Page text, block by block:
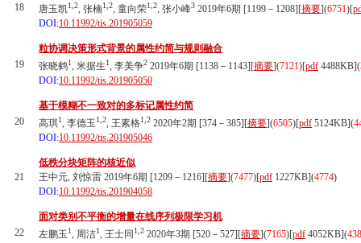
18
唐玉凯1,2, 张楠1,2, 童向荣1,2, 张小峰3 2019年6期 [1199－1208][摘要](6751)[
DOI:10.11992/tis.201905059
19
粒协调决策形式背景的属性约简与规则融合
张晓鹤1, 米据生1, 李美争2 2019年6期 [1138－1143][摘要](7121)[pdf 4488KB](
DOI:10.11992/tis.201905050
20
基于模糊不一致对的多标记属性约简
高琪1, 李德玉1,2, 王素格1,2 2020年2期 [374－385][摘要](6505)[pdf 5124KB](
DOI:10.11992/tis.201905046
21
低秩分块矩阵的核近似
王中元, 刘惊雷 2019年6期 [1209－1216][摘要](7477)[pdf 1227KB](4774)
DOI:10.11992/tis.201904058
22
面对类别不平衡的增量在线序列极限学习机
左鹏玉1, 周洁1, 王士同 1,2 2020年3期 [520－527][摘要](7165)[pdf 4052KB](